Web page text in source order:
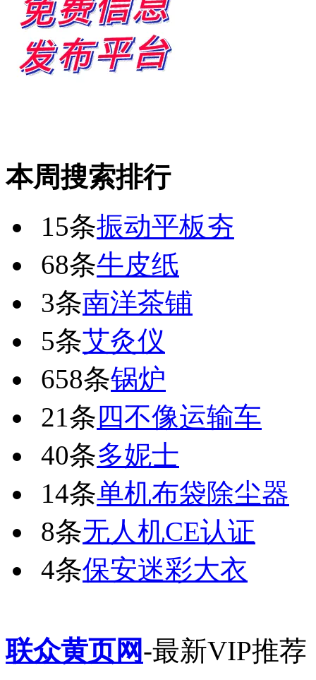
本周搜索排行
15条振动平板夯
68条牛皮纸
3条南洋茶铺
5条艾灸仪
658条锅炉
21条 四不像运输车
40条多妮士
14条单机布袋除尘器
8条无人机CE认证
4条保安迷彩大衣
联众黄页网-最新VIP推荐